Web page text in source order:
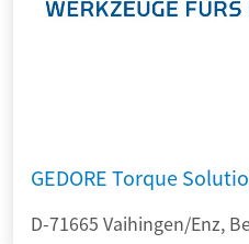
GEDORE Torque
D-71665 Vaihingen/Enz,